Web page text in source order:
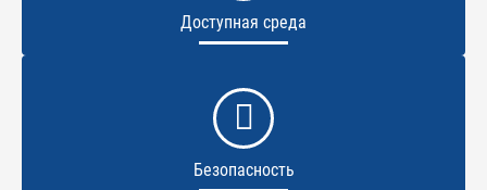
Доступная среда
Безопасность